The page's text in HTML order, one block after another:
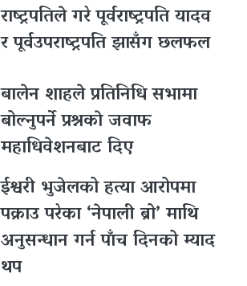
राष्ट्रपतिले गरे पूर्वराष्ट्रपति यादव
र पूर्वउपराष्ट्रपति झासँग छलफल
बालेन शाहले प्रतिनिधि सभामा
बोल्नुपर्ने प्रश्नकाे जवाफ
महाधिवेशनबाट दिए
ईश्वरी भुजेलको हत्या आरोपमा
पक्राउ परेका ‘नेपाली ब्रो’ माथि
अनुसन्धान गर्न पाँच दिनको म्याद
थप